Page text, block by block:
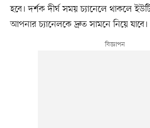
হবে। দর্শক দীর্ঘ সময় চ্যানেলে থাকলে
আপনার চ্যানেলকে দ্রুত সামনে নিয়ে যাবে।